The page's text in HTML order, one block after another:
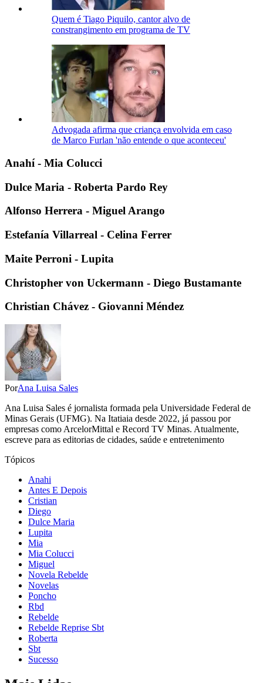
Quem é Tiago Piquilo, cantor alvo de
constrangimento em programa de TV
Advogada afirma que criança envolvida em caso
de Marco Furlan 'não entende o que aconteceu'
Anahí - Mia Colucci
Dulce Maria - Roberta Pardo Rey
Alfonso Herrera - Miguel Arango
Estefanía Villarreal - Celina Ferrer
Maite Perroni - Lupita
Christopher von Uckermann - Diego Bustamante
Christian Chávez - Giovanni Méndez
PorAna Luisa Sales
Ana Luisa Sales é jornalista formada pela Universidade Federal de
Minas Gerais (UFMG). Na Itatiaia desde 2022, já passou por
empresas como ArcelorMittal e Record TV Minas. Atualmente,
escreve para as editorias de cidades, saúde e entretenimento
Tópicos
Anahi
Antes E Depois
Cristian
Diego
Dulce Maria
Lupita
Mia
Mia Colucci
Miguel
Novela Rebelde
Novelas
Poncho
Rbd
Rebelde
Rebelde Reprise Sbt
Roberta
Sbt
Sucesso